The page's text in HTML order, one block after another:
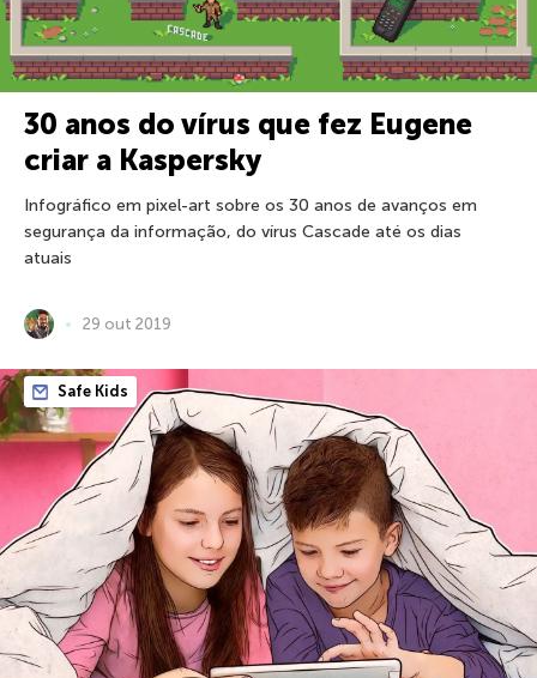
30 anos do vírus que fez Eugene
criar a Kaspersky
Infográfico em pixel-art sobre os 30 anos de avanços em
segurança da informação, do vírus Cascade até os dias
atuais
29 out 2019
Safe Kids